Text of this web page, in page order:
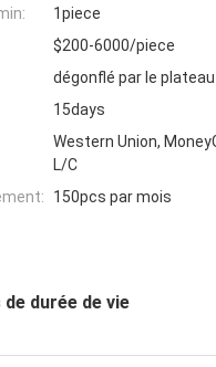
1piece
$200-6000/piece
dégonflé par le plateau
15days
Western Union,
L/C
150pcs par mois
durée de vie